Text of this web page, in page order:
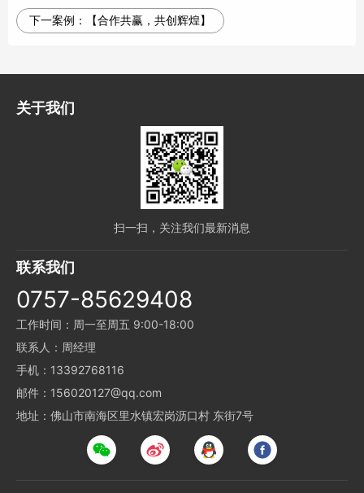
下一案例： 【合作共赢，共创辉煌】
关于我们
扫一扫，关注我们最新消息
联系我们
0757-85629408
工作时间：周一至周五 9:00-18:00
联系人：周经理
手机：13392768116
邮件：156020127@qq.com
地址：佛山市南海区里水镇宏岗沥口村 东街7号